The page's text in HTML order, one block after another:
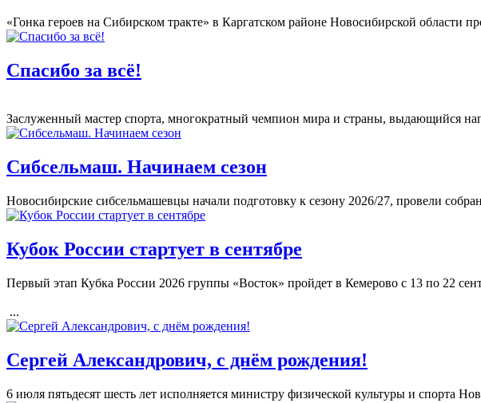
​«Гонка героев на Сибирском тракте» в Каргатском районе Новосибирской области
Спасибо за всё!
Заслуженный мастер спорта, многократный чемпион мира и страны, выдающийся
Сибсельмаш. Начинаем сезон
Новосибирские сибсельмашевцы начали подготовку к сезону 2026/27, провели
Кубок России стартует в сентябре
Первый этап Кубка России 2026 группы «Восток» пройдет в Кемерово с 13 по 22
...
Сергей Александрович, с днём рождения!
​6 июля пятьдесят шесть лет исполняется министру физической культуры и спорта